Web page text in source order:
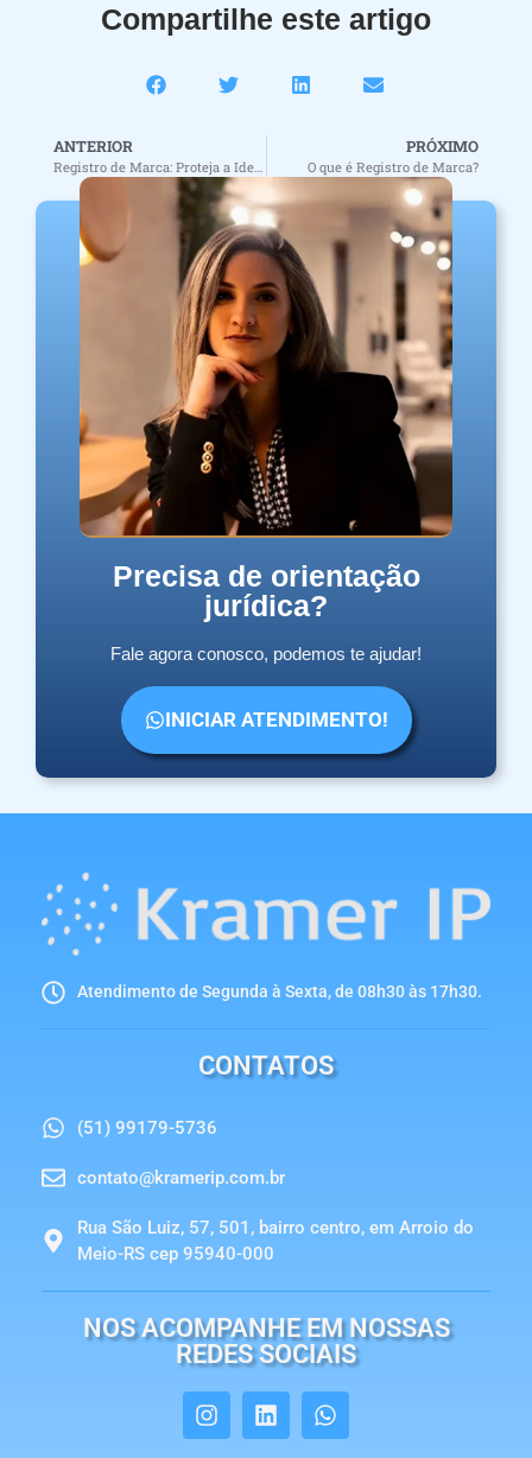
Compartilhe este artigo
ANTERIOR PRÓXIMO
O que é Registro de Marca?
Precisa de orientação
jurídica?
Fale agora conosco, podemos te ajudar!
INICIAR ATENDIMENTO!
Atendimento de Segunda à Sexta, de 08h30 às 17h30.
CONTATOS
(51) 99179-5736
contato@kramerip.com.br
Rua São Luiz, 57, 501, bairro centro, em Arroio do
Meio-RS cep 95940-000
NOS ACOMPANHE EM NOSSAS
REDES SOCIAIS